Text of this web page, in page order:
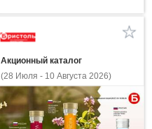
Акционный каталог
(28 Июля - 10 Августа 2026)